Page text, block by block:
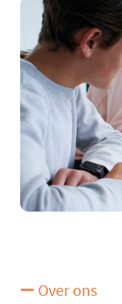
Over ons